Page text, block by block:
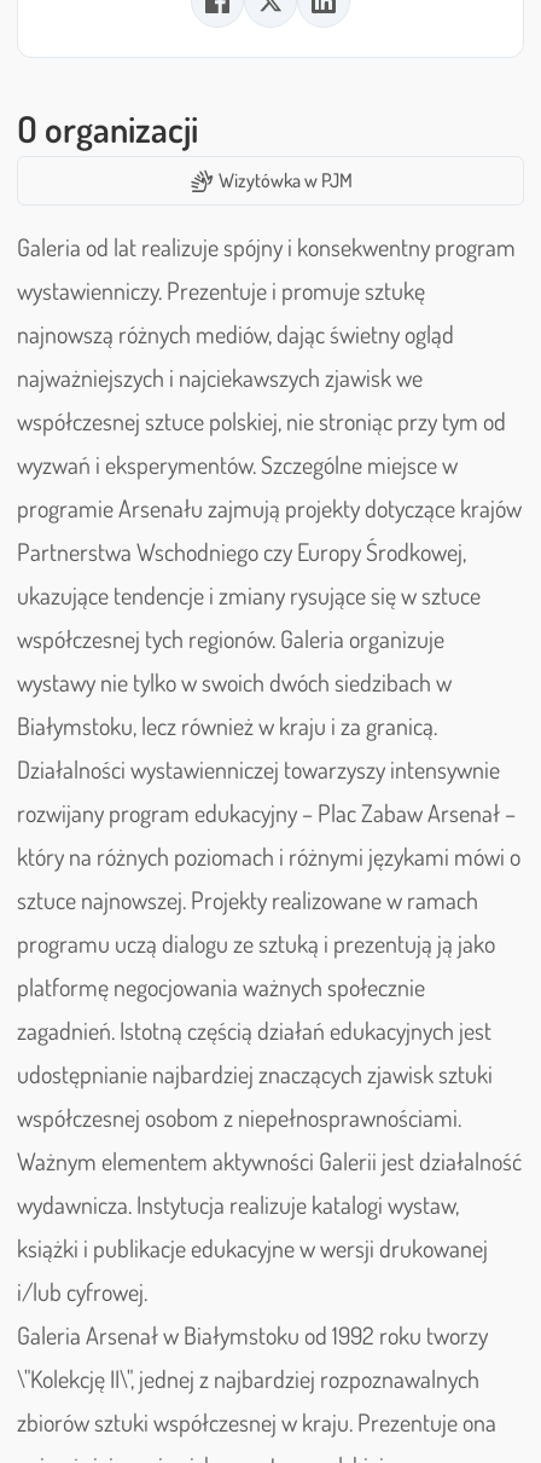
O organizacji
sign_language Wizytówka w PJM
Galeria od lat realizuje spójny i konsekwentny program
wystawienniczy. Prezentuje i promuje sztukę
najnowszą różnych mediów, dając świetny ogląd
najważniejszych i najciekawszych zjawisk we
współczesnej sztuce polskiej, nie stroniąc przy tym od
wyzwań i eksperymentów. Szczególne miejsce w
programie Arsenału zajmują projekty dotyczące krajów
Partnerstwa Wschodniego czy Europy Środkowej,
ukazujące tendencje i zmiany rysujące się w sztuce
współczesnej tych regionów. Galeria organizuje
wystawy nie tylko w swoich dwóch siedzibach w
Białymstoku, lecz również w kraju i za granicą.
Działalności wystawienniczej towarzyszy intensywnie
rozwijany program edukacyjny – Plac Zabaw Arsenał –
który na różnych poziomach i różnymi językami mówi o
sztuce najnowszej. Projekty realizowane w ramach
programu uczą dialogu ze sztuką i prezentują ją jako
platformę negocjowania ważnych społecznie
zagadnień. Istotną częścią działań edukacyjnych jest
udostępnianie najbardziej znaczących zjawisk sztuki
współczesnej osobom z niepełnosprawnościami.
Ważnym elementem aktywności Galerii jest działalność
wydawnicza. Instytucja realizuje katalogi wystaw,
książki i publikacje edukacyjne w wersji drukowanej
i/lub cyfrowej.
Galeria Arsenał w Białymstoku od 1992 roku tworzy
\"Kolekcję II\", jednej z najbardziej rozpoznawalnych
zbiorów sztuki współczesnej w kraju. Prezentuje ona